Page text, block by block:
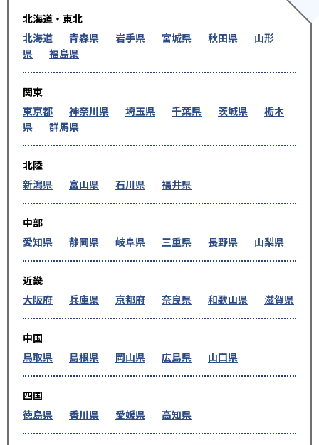
北海道・東北
北海道
青森県 岩手県 宮城県 秋田県
山形
県
福島県
関東
東京都
神奈川県 埼玉県 千葉県 茨城県
栃木
県
群馬県
北陸
新潟県
富山県 石川県 福井県
中部
愛知県
静岡県 岐阜県 三重県 長野県 山梨県
近畿
大阪府
兵庫県 京都府 奈良県 和歌山県 滋賀県
中国
鳥取県
島根県 岡山県 広島県 山口県
四国
徳島県
香川県 愛媛県 高知県